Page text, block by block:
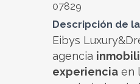
07829
Descripción de
Eibys
agencia
experiencia en